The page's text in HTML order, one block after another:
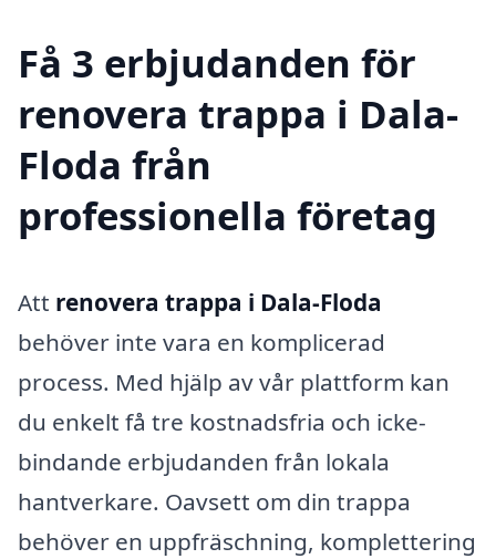
Få 3 erbjudanden för
renovera trappa i Dala-
Floda från
professionella företag
Att renovera trappa i Dala-Floda
behöver inte vara en komplicerad
process. Med hjälp av vår plattform kan
du enkelt få tre kostnadsfria och icke-
bindande erbjudanden från lokala
hantverkare. Oavsett om din trappa
behöver en uppfräschning, komplettering